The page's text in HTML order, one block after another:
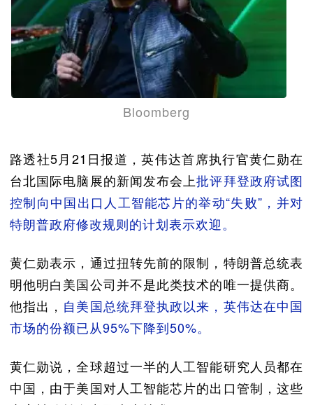
Bloomberg
路透社5月21日报道，英伟达首席执行官黄仁勋在
台北国际电脑展的新闻发布会上批评拜登政府试图
控制向中国出口人工智能芯片的举动“失败”，并对
特朗普政府修改规则的计划表示欢迎。
黄仁勋表示，通过扭转先前的限制，特朗普总统表
明他明白美国公司并不是此类技术的唯一提供商。
他指出， 自美国总统拜登执政以来，英伟达在中国
市场的份额已从95%下降到50%。
黄仁勋说，全球超过一半的人工智能研究人员都在
中国，由于美国对人工智能芯片的出口管制，这些